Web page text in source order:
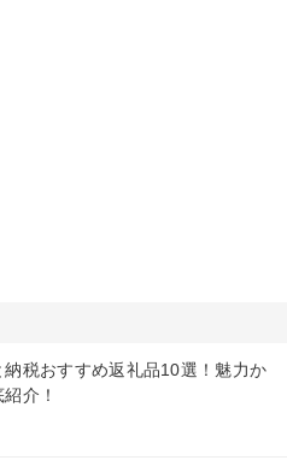
税おすすめ返礼品10選！魅力か
介！